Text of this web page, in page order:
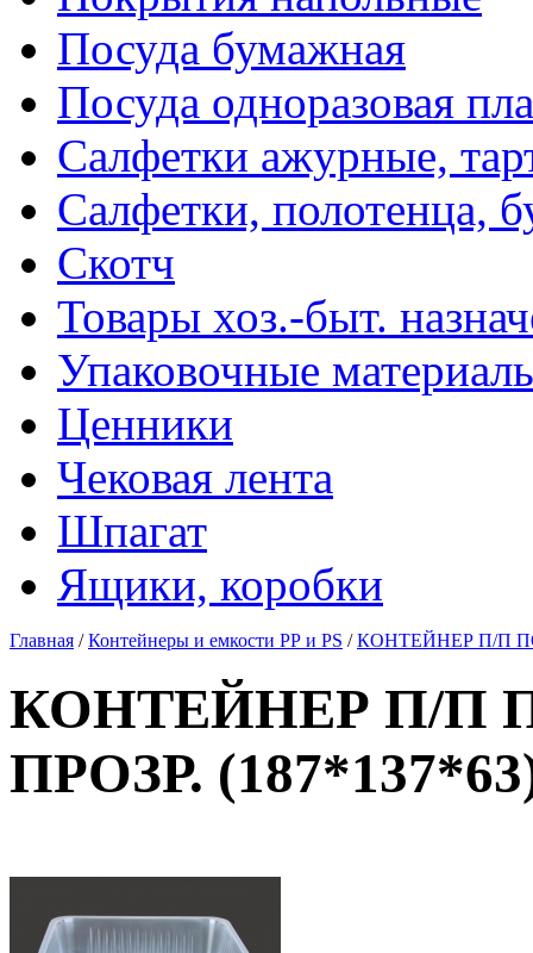
Посуда бумажная
Посуда одноразовая
Салфетки ажурные,
Салфетки, полотенца,
Скотч
Товары хоз.-быт.
Упаковочные
Ценники
Чековая лента
Шпагат
Ящики, коробки
Главная /Контейнеры и емкости РР и PS /КОНТЕЙНЕР П/П
КОНТЕЙНЕР П/П
ПРОЗР.